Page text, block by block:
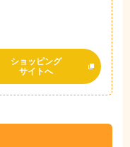
ショッピング
サイトへ